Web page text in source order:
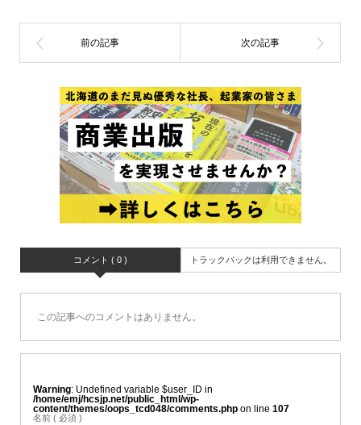
コメント ( 0 ) トラックバックは利用できません。
この記事へのコメントはありません。
Warning : Undefined variable $user_ID in
/home/emj/hcsjp.net/public_html/wp-
content/themes/oops_tcd048/comments.phpon line 107
名前 ( 必須 )